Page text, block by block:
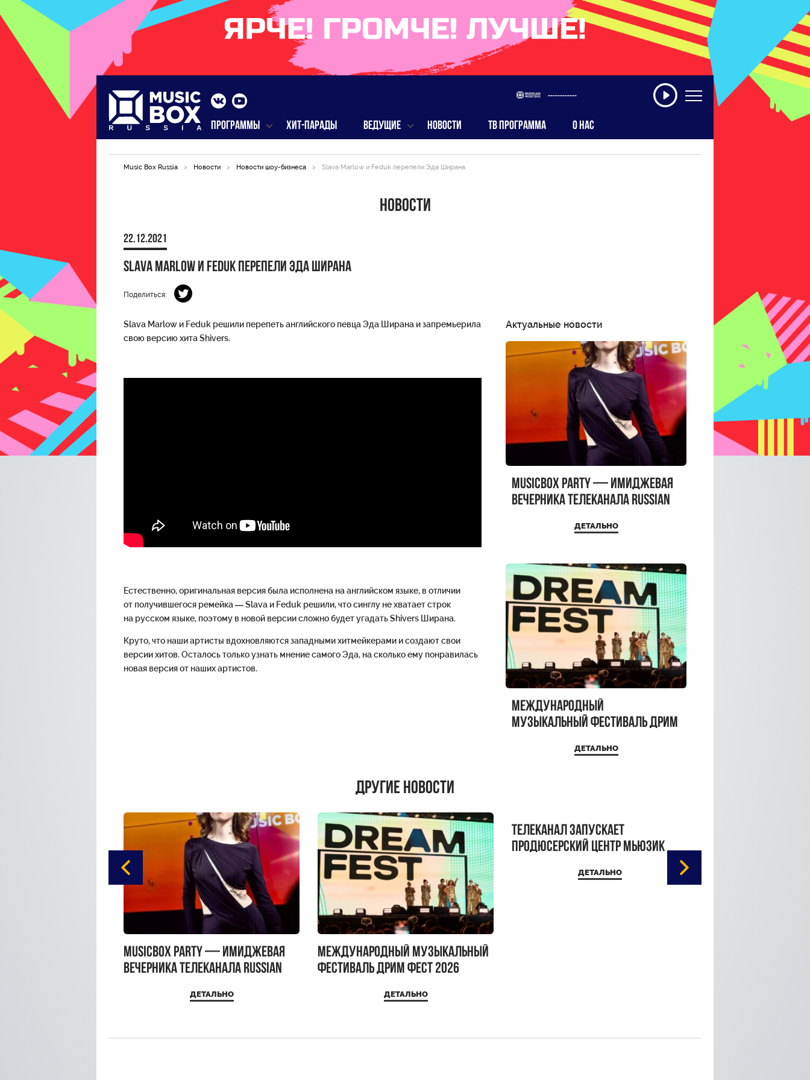
------------
ПРОГРАММЫ ХИТ-ПАРАДЫ ВЕДУЩИЕ НОВОСТИ ТВ ПРОГРАММА О НАС
Music Box Russia > Новости > Новости шоу-бизнеса > Slava Marlow и Feduk перепели Эда Ширана
Новости
22.12.2021
Slava Marlow и Feduk перепели Эда Ширана
Поделиться:
Slava Marlow и Feduk решили перепеть английского певца Эда Ширана и запремьерила
свою версию хита Shivers.
Естественно, оригинальная версия была исполнена на английском языке, в отличии
от получившегося ремейка — Slava и Feduk решили, что синглу не хватает строк
на русском языке, поэтому в новой версии сложно будет угадать Shivers Ширана.
Круто, что наши артисты вдохновляются западными хитмейкерами и создают свои
версии хитов. Осталось только узнать мнение самого Эда, на сколько ему понравилась
новая версия от наших артистов.
Актуальные новости
MUSICBOX PARTY — имиджевая
вечерника телеканала RUSSIAN
ДЕТАЛЬНО
Международный
музыкальный фестиваль ДРИМ
ДЕТАЛЬНО
Другие новости
MUSICBOX PARTY — имиджевая
вечерника телеканала RUSSIAN
ДЕТАЛЬНО
Международный музыкальный
фестиваль ДРИМ ФЕСТ 2026
ДЕТАЛЬНО
Телеканал запускает
продюсерский центр Мьюзик
ДЕТАЛЬНО